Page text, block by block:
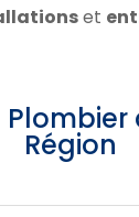
et
Région